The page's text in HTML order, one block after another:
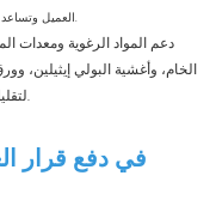
دعم المواد الرغوية ومعدات
الخام، وأغشية البولي إيثيلين،
لتقليل فجوات التحضير بعد وصول المعدات إلى الموقع.